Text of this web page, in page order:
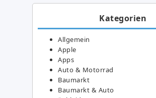
Kategorien
Allgemein
Apple
Apps
Auto & Motorrad
Baumarkt
Baumarkt & Auto